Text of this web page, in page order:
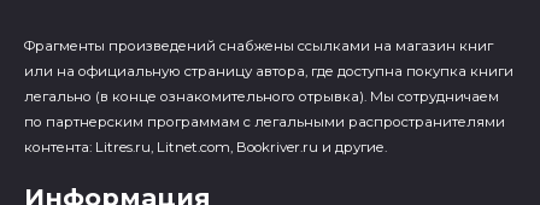
Фрагменты произведений cнабжены ссылками на магазин книг
или на официальную страницу автора, где доступна покупка книги
легально (в конце ознакомительного отрывка). Мы сотрудничаем
по партнерским программам с легальными распространителями
контента: Litres.ru, Litnet.com, Bookriver.ru и другие.
Информация